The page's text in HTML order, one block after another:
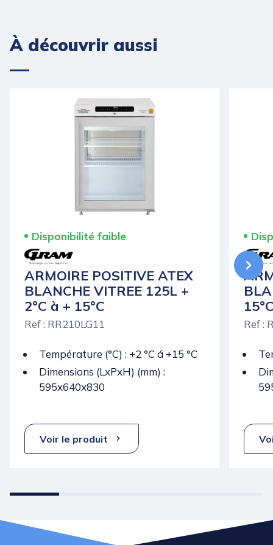
À découvrir aussi
Disponibilité faible
ARMOIRE POSITIVE ATEX
BLANCHE VITREE 125L +
2°C à + 15°C
Ref : RR210LG11
Température (°C) : +2 °C á +15 °C
Dimensions (LxPxH) (mm) :
595x640x830
Voir le produit
Ref :